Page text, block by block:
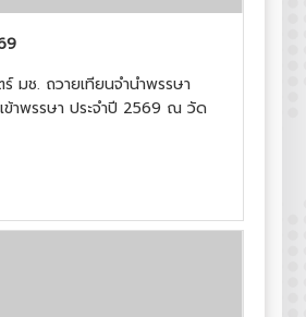
มช. ถวายเทียนจำนำพรรษา
ข้าพรรษา ประจำปี 2569 ณ วัด